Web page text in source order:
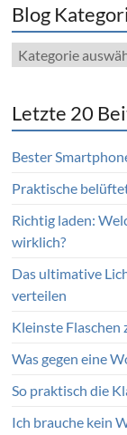
Blog
Blog
Kategorien
Letzte 20
Bester
Praktische
Richtig laden:
wirklich?
Das ultimative
verteilen
Kleinste Flaschen
Was gegen eine
So praktisch die
Ich brauche kein